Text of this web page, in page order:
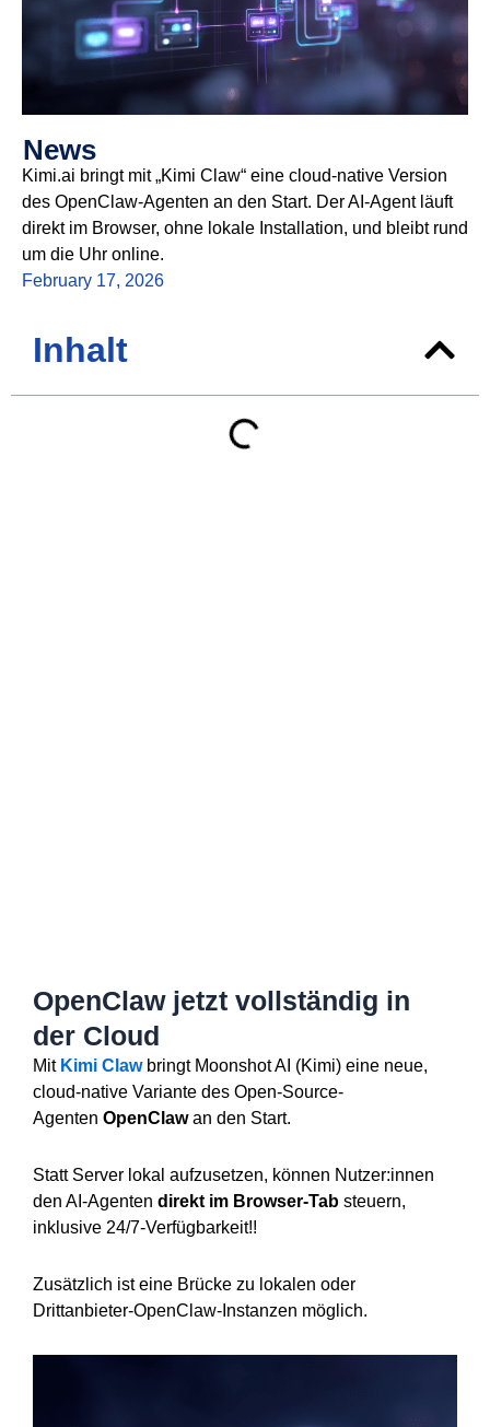
News
Kimi.ai bringt mit „Kimi Claw“ eine cloud-native Version
des OpenClaw-Agenten an den Start. Der AI-Agent läuft
direkt im Browser, ohne lokale Installation, und bleibt rund
um die Uhr online.
February 17, 2026
Inhalt
OpenClaw jetzt vollständig in
der Cloud
Mit Kimi Claw bringt Moonshot AI (Kimi) eine neue,
cloud-native Variante des Open-Source-
Agenten OpenClawan den Start.
Statt Server lokal aufzusetzen, können Nutzer:innen
den AI-Agenten direkt im Browser-Tab steuern,
inklusive 24/7-Verfügbarkeit!!
Zusätzlich ist eine Brücke zu lokalen oder
Drittanbieter-OpenClaw-Instanzen möglich.